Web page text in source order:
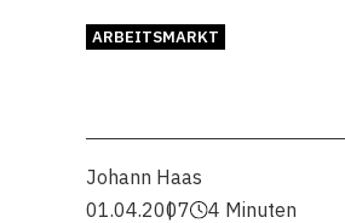
ARBEITSMARKT
Johann Haas
01.04.2007
4 Minuten